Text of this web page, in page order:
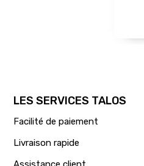
LES SERVICES TALOS
Facilité de paiement
Livraison rapide